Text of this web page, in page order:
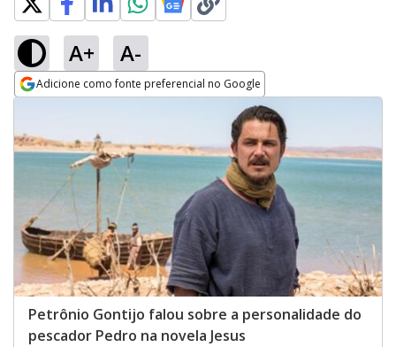
A+ A-
Adicione como fonte preferencial no Google
Petrônio Gontijo falou sobre a personalidade do
pescador Pedro na novela Jesus